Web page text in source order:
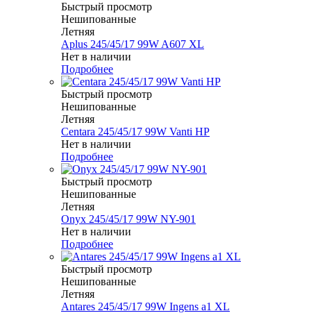
Быстрый просмотр
Нешипованные
Летняя
Aplus 245/45/17 99W A607 XL
Нет в наличии
Подробнее
Быстрый просмотр
Нешипованные
Летняя
Centara 245/45/17 99W Vanti HP
Нет в наличии
Подробнее
Быстрый просмотр
Нешипованные
Летняя
Onyx 245/45/17 99W NY-901
Нет в наличии
Подробнее
Быстрый просмотр
Нешипованные
Летняя
Antares 245/45/17 99W Ingens a1 XL